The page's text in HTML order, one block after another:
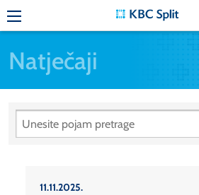
Natječaji
11.11.2025.